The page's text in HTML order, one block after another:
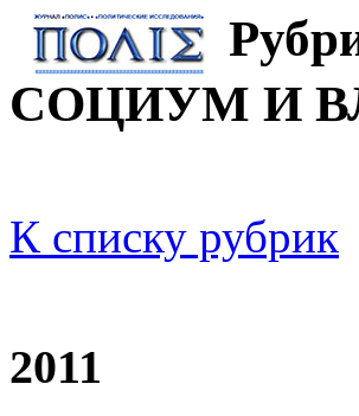
СОЦИУМ И
К списку рубрик
2011